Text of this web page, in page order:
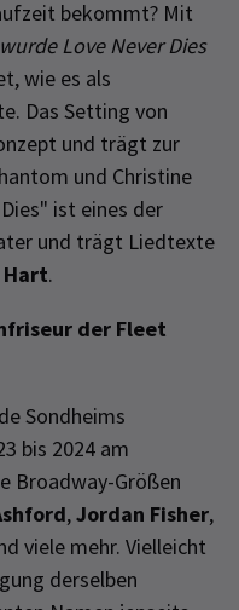
bekommt? Mit
Love Never Dies
wie es als
Das Setting von
und trägt zur
und Christine
ist eines der
und trägt Liedtexte
Hart.
der Fleet
Sondheims
bis 2024 am
Broadway-Größen
,Jordan Fisher,
viele mehr. Vielleicht
derselben